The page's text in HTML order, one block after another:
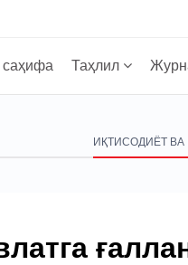
Таҳлил
ИҚТИСОДИЁТ ВА